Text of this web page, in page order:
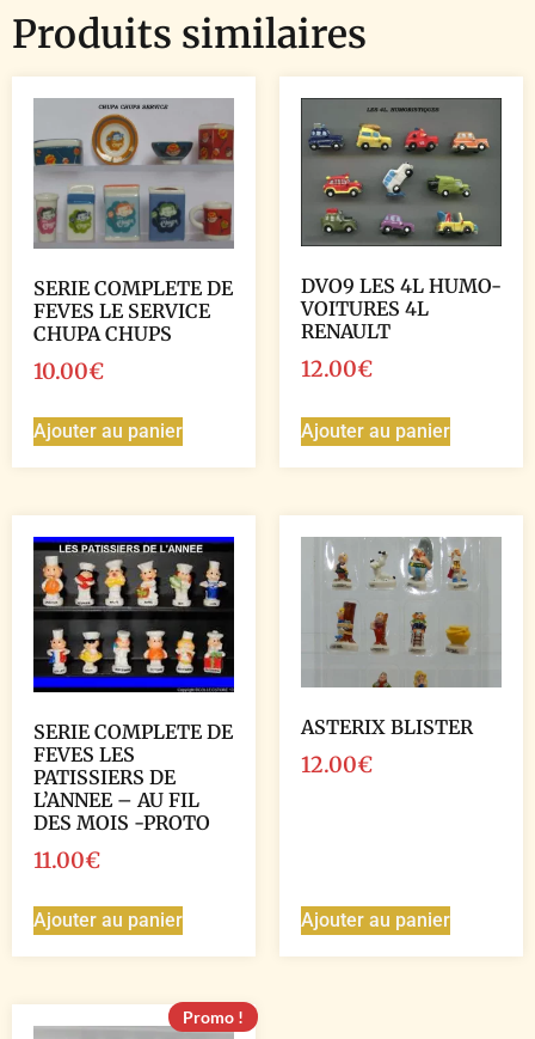
Produits similaires
SERIE COMPLETE DE
FEVES LE SERVICE
CHUPA CHUPS
10.00€
Ajouter au panier
DVO9 LES 4L HUMO-
VOITURES 4L
RENAULT
12.00€
Ajouter au panier
SERIE COMPLETE DE
FEVES LES
PATISSIERS DE
L’ANNEE – AU FIL
DES MOIS -PROTO
11.00€
Ajouter au panier
ASTERIX BLISTER
12.00€
Ajouter au panier
Promo !